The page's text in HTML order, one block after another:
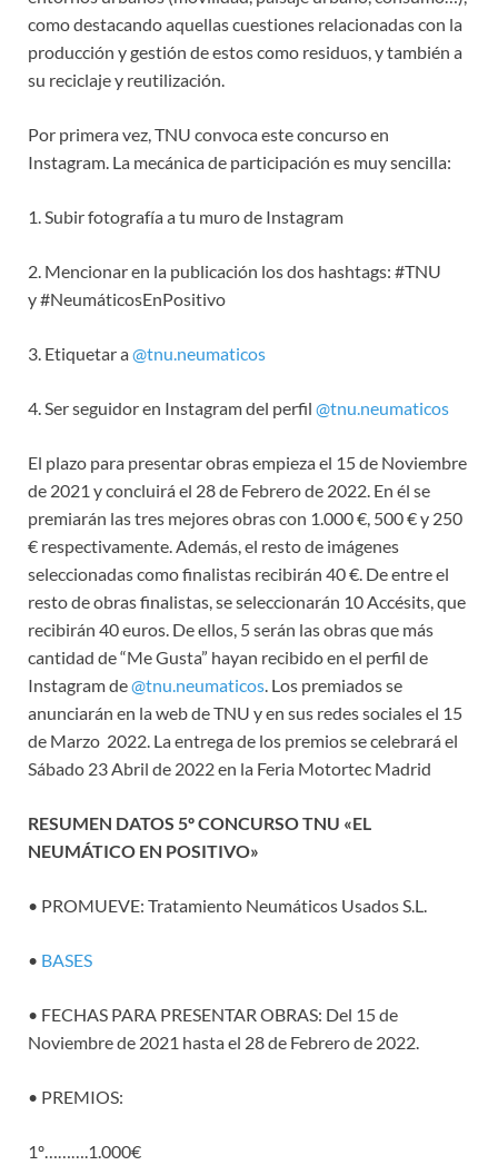
como destacando aquellas cuestiones relacionadas con la
producción y gestión de estos como residuos, y también a
su reciclaje y reutilización.
Por primera vez, TNU convoca este concurso en
Instagram. La mecánica de participación es muy sencilla:
1. Subir fotografía a tu muro de Instagram
2. Mencionar en la publicación los dos hashtags: #TNU
y #NeumáticosEnPositivo
3. Etiquetar a@tnu.neumaticos
4. Ser seguidor en Instagram del perfil @tnu.neumaticos
El plazo para presentar obras empieza el 15 de Noviembre
de 2021 y concluirá el 28 de Febrero de 2022. En él se
premiarán las tres mejores obras con 1.000 €, 500 € y 250
€ respectivamente. Además, el resto de imágenes
seleccionadas como finalistas recibirán 40 €. De entre el
resto de obras finalistas, se seleccionarán 10 Accésits, que
recibirán 40 euros. De ellos, 5 serán las obras que más
cantidad de “Me Gusta” hayan recibido en el perfil de
Instagram de@tnu.neumaticos. Los premiados se
anunciarán en la web de TNU y en sus redes sociales el 15
de Marzo 2022. La entrega de los premios se celebrará el
Sábado 23 Abril de 2022 en la Feria Motortec Madrid
RESUMEN DATOS 5º CONCURSO TNU «EL
NEUMÁTICO EN POSITIVO»
• PROMUEVE: Tratamiento Neumáticos Usados S.L.
• BASES
• FECHAS PARA PRESENTAR OBRAS: Del 15 de
Noviembre de 2021 hasta el 28 de Febrero de 2022.
• PREMIOS:
1º……….1.000€